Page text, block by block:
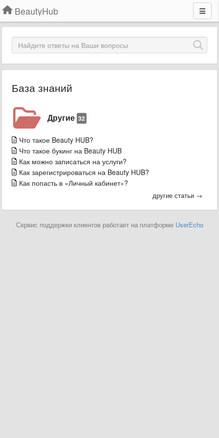
BeautyHub
База знаний
Другие 32
Что такое Beauty HUB?
Что такое букинг на Beauty HUB
Как можно записаться на услуги?
Как зарегистрироваться на Beauty HUB?
Как попасть в «Личный кабинет»?
другие статьи →
Сервис поддержки клиентов работает на платформе UserEcho